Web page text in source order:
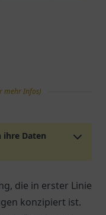
mehr Infos)
ihre Daten
die in erster Linie
konzipiert ist.